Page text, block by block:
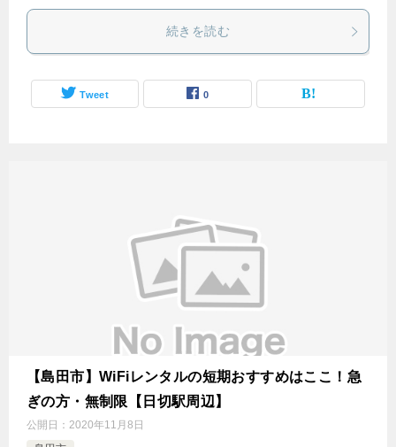
続きを読む
Tweet 0
【島田市】WiFiレンタルの短期おすすめはここ！急
ぎの方・無制限【日切駅周辺】
公開日： 2020年11月8日